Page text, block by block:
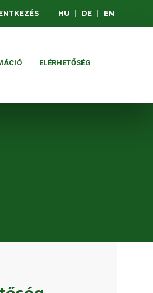
HU DE EN
ELÉRHETŐSÉG